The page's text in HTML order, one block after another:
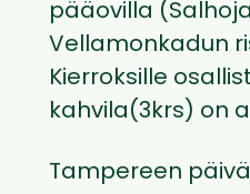
pääovilla
Vellamonkadun
Kierroksille
kahvila(3krs) on
Tampereen